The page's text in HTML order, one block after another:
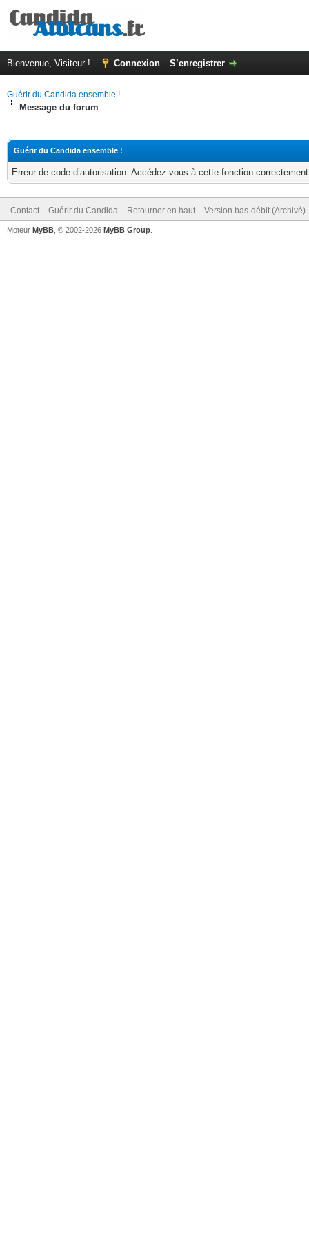
Bienvenue, Visiteur ! Connexion S’enregistrer
Guérir du Candida ensemble !
Message du forum
Guérir du Candida ensemble !
Erreur de code d’autorisation. Accédez-vous à cette fonction
Contact Guérir du Candida Retourner en haut Version bas-débit (Archivé)
Moteur MyBB , © 2002-2026 MyBB Group